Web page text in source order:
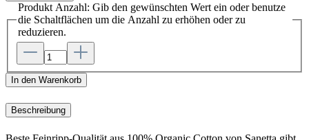
Produkt Anzahl: Gib den gewünschten Wert ein oder benutze
die Schaltflächen um die Anzahl zu erhöhen oder zu
reduzieren.
In den Warenkorb
Beschreibung